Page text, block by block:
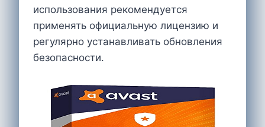
использования рекомендуется
применять официальную лицензию и
регулярно устанавливать обновления
безопасности.